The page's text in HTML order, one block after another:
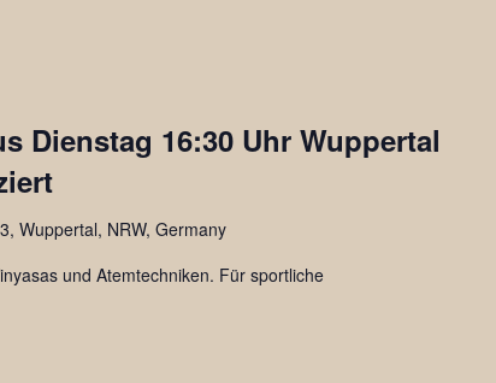
Dienstag 16:30 Uhr Wuppertal
Wuppertal, NRW, Germany
und Atemtechniken. Für sportliche